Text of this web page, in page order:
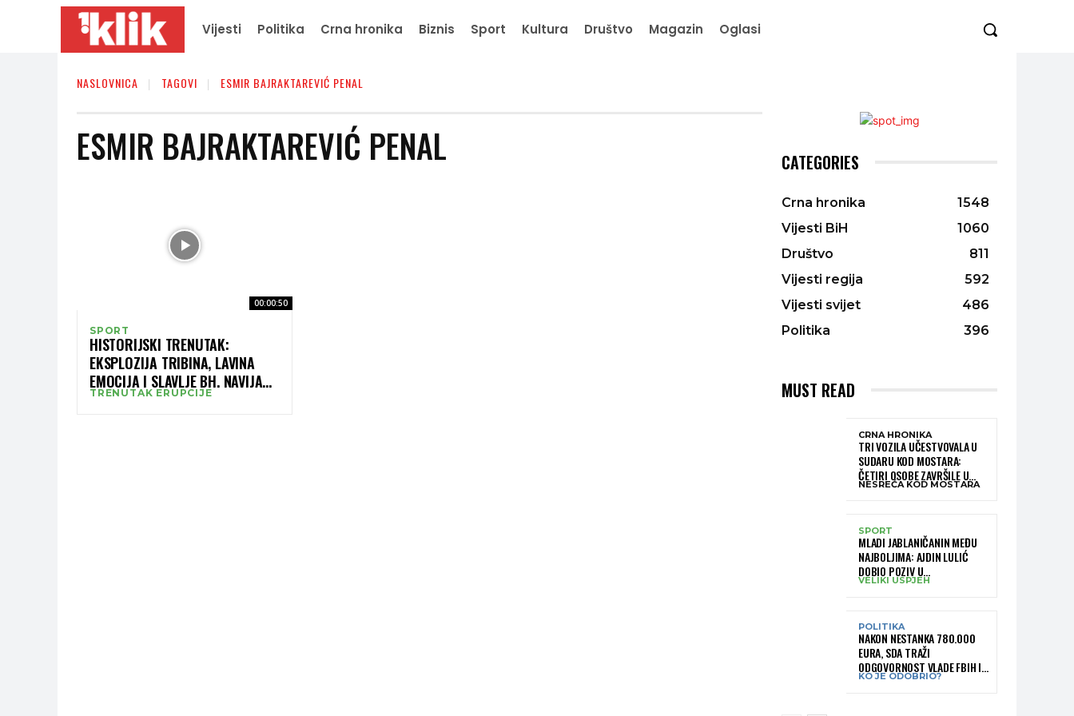
Vijesti Politika Crna hronika Biznis Sport Kultura Društvo Magazin Oglasi
NASLOVNICA TAGOVI ESMIR BAJRAKTAREVIĆ PENAL
ESMIR BAJRAKTAREVIĆ PENAL
00:00:50
SPORT
HISTORIJSKI TRENUTAK:
EKSPLOZIJA TRIBINA, LAVINA
EMOCIJA I SLAVLJE BH. NAVIJAČA
(VIDEO)
TRENUTAK ERUPCIJE
CATEGORIES
Crna hronika
1548
Vijesti BiH
1060
Društvo
811
Vijesti regija
592
Vijesti svijet
486
Politika
396
MUST READ
CRNA HRONIKA
TRI VOZILA UČESTVOVALA U
SUDARU KOD MOSTARA:
ČETIRI OSOBE ZAVRŠILE U
BOLNICI
NESREĆA KOD MOSTARA
SPORT
MLADI JABLANIČANIN MEĐU
NAJBOLJIMA: AJDIN LULIĆ
DOBIO POZIV U
REPREZENTACIJU BIH –
VELIKI USPJEH
POLITIKA
NAKON NESTANKA 780.000
EURA, SDA TRAŽI
ODGOVORNOST VLADE FBIH I
RUKOVODSTVA IGMANA
KO JE ODOBRIO?